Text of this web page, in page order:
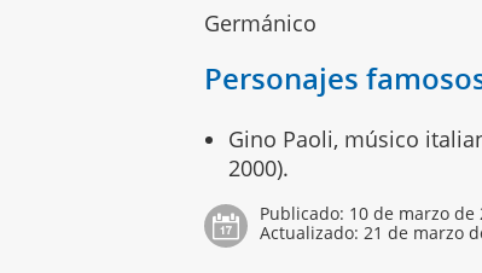
Germánico
Personajes
Gino Paoli, músico
2000).
Publicado: 10 de marzo de
Actualizado: 21 de marzo